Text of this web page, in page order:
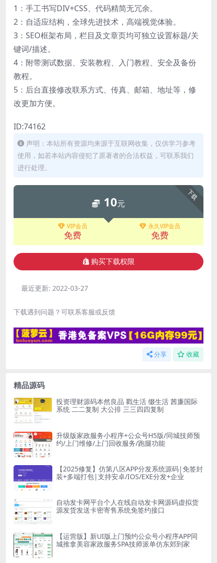
1：手工书写DIV+CSS、代码精简无冗余。
2：自适应结构，全球先进技术，高端视觉体验。
3：SEO框架布局，栏目及文章页均可独立设置标题/关
键词/描述。
4：附带测试数据、安装教程、入门教程、安全及备份
教程。
5：后台直接修改联系方式、传真、邮箱、地址等，修
改更加方便。
ID:74162
声明：本站所有资源均来源于互联网收集，仅供学习参考
使用，如若本站内容侵犯了原著者的合法权益，可联系我们
进行处理。
下载
10元
VIP会员
免费
永久VIP会员
免费
购买下载权限
最近更新: 2022-03-27
下载遇到问题？可联系客服或反馈
分享 收藏
精品源码
投资理财源码本然良品 戳生活 缀生活 茜廉国际
系统 二二复制 大公排 三三四四复制
升级版家政服务小程序+公众号H5版/同城技师预
约/上门维修/上门回收服务/跑腿功能
【2025修复】仿第八区APP分发系统源码|免签封
装+多端打包|支持安卓/IOS/EXE分发+企业
自动发卡网平台个人在线自动发卡网源码虚拟货
源发货发送卡密寄售系统免签约接口
【运营版】新UI版上门预约公众号小程序APP同
城推拿美容家政服务SPA技师派单仿东郊到家